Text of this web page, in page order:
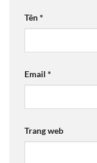
Tên*
Email *
Trang web